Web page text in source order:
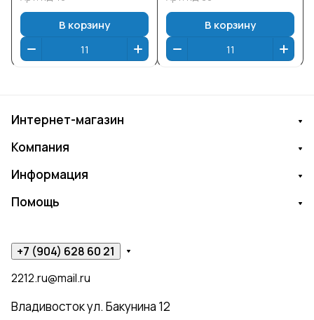
В корзину В корзину
Интернет-магазин
Компания
Информация
Помощь
+7 (904) 628 60 21
2212.ru@mail.ru
Владивосток ул. Бакунина 12